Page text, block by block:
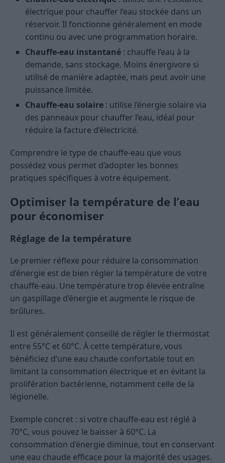
électrique pour chauffer l’eau stockée dans un
réservoir. Il fonctionne généralement en mode
continu ou avec une programmation horaire.
Chauffe-eau instantané : chauffe l’eau à la
demande, sans stockage. Moins énergivore si
utilisé de manière adaptée, mais peut avoir une
puissance limitée.
Chauffe-eau solaire : utilise l’énergie solaire via
des panneaux pour chauffer l’eau, idéal pour
réduire la facture d’électricité.
Comprendre le type de chauffe-eau que vous
possédez vous permet d’adopter les bonnes
pratiques spécifiques à votre équipement.
Optimiser la température de l’eau
pour économiser
Réglage de la température
Le premier réflexe pour réduire la consommation
d’énergie est de bien régler la température de votre
chauffe-eau. Une température trop élevée entraîne
un gaspillage d’énergie et augmente le risque de
brûlures.
Il est généralement conseillé de régler le thermostat
entre 55°C et 60°C. À cette température, vous
bénéficiez d’une eau chaude confortable tout en
limitant la consommation électrique et en évitant la
prolifération bactérienne, notamment celle de la
légionelle.
Exemple concret : si votre chauffe-eau est réglé à
70°C, vous pouvez le baisser à 60°C. La
consommation d’énergie diminue, tout en conservant
une eau chaude efficace pour la majorité des usages.